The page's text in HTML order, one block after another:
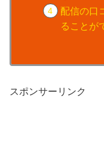
配信の口
ることが
スポンサーリンク